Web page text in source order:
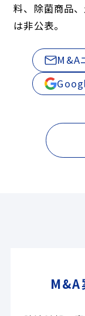
料、除菌商品
は非公表。
M&A
M&A